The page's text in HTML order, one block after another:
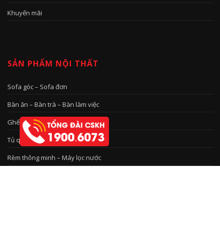
Khuyến mãi
SẢN PHẨM NỘI THẤT
Sofa góc – Sofa đơn
Bàn ăn – Bàn trà – Bàn làm việc
Ghế đơn – Ghế bàn ăn – Ghế Bar
Tủ quần áo – Tủ rượu – Tủ bếp
Rèm thông minh – Máy lọc nước